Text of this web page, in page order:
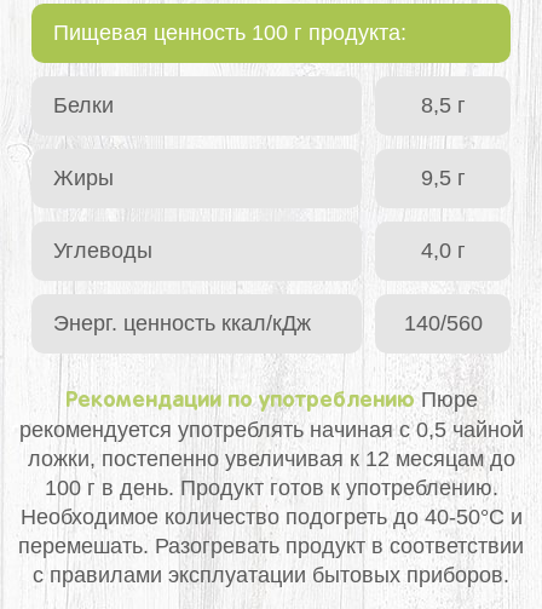
Пищевая ценность 100 г продукта:
Белки 8,5 г
Жиры 9,5 г
Углеводы 4,0 г
Энерг. ценность ккал/кДж 140/560
Рекомендации по употреблению Пюре
рекомендуется употреблять начиная с 0,5 чайной
ложки, постепенно увеличивая к 12 месяцам до
100 г в день. Продукт готов к употреблению.
Необходимое количество подогреть до 40-50°С и
перемешать. Разогревать продукт в соответствии
с правилами эксплуатации бытовых приборов.